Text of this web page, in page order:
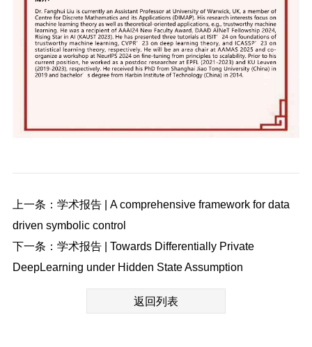
上一条：学术报告 | A comprehensive framework for data
driven symbolic control
下一条：学术报告 | Towards Differentially Private
DeepLearning under Hidden State Assumption
返回列表